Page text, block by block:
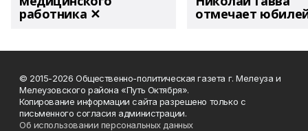
работника ✕ отмечает
© 2015-2026 Общественно-политическая газета г. Мелеуза и
Мелеузовского района «Путь Октября».
Копирование информации сайта разрешено только с
письменного согласия администрации.
Об использовании персональных данных